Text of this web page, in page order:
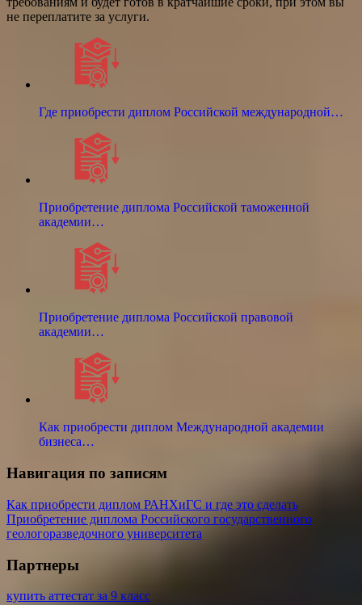
не переплатите за услуги.
Где приобрести диплом Российской международной…
Приобретение диплома Российской таможенной
академии…
Приобретение диплома Российской правовой
академии…
Как приобрести диплом Международной академии
бизнеса…
Навигация по записям
Как приобрести диплом РАНХиГС и где это сделать
Приобретение диплома Российского государственного
геологоразведочного университета
Партнеры
купить аттестат за 9 класс